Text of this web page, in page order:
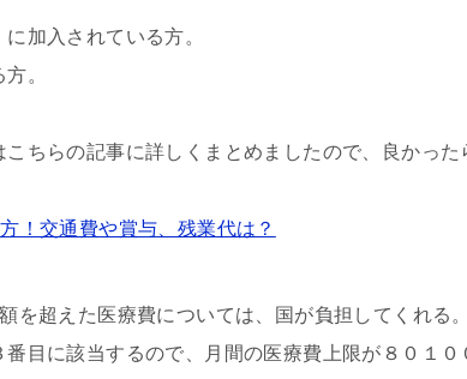
加入されている方。
。
ちらの記事に詳しくまとめましたので、良かった
！交通費や賞与、残業代は？
を超えた医療費については、国が負担してくれる
目に該当するので、月間の医療費上限が８０１０